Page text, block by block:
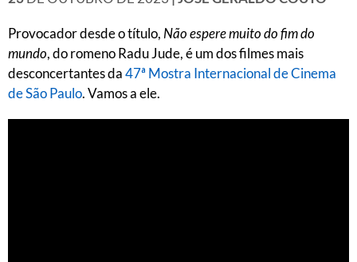
Provocador desde o título, Não espere muito do fim do
mundo, do romeno Radu Jude, é um dos filmes mais
desconcertantes da47ª Mostra Internacional de Cinema
de São Paulo. Vamos a ele.